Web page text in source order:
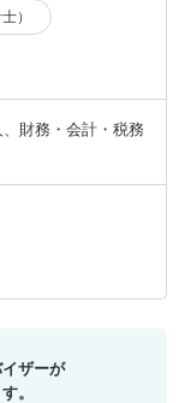
）
財務・会計・税務
ザーが
。